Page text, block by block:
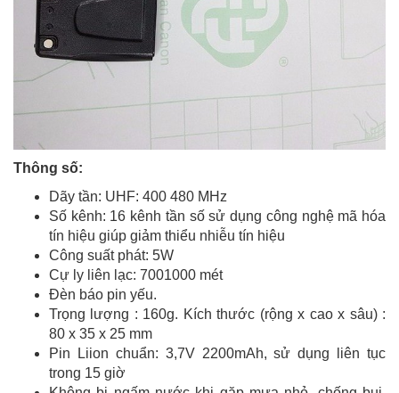
Thông số:
Dãy tần: UHF: 400 480 MHz
Số kênh: 16 kênh tần số sử dụng công nghệ mã hóa
tín hiệu giúp giảm thiểu nhiễu tín hiệu
Công suất phát: 5W
Cự ly liên lạc: 7001000 mét
Đèn báo pin yếu.
Trọng lượng : 160g. Kích thước (rộng x cao x sâu) :
80 x 35 x 25 mm
Pin Liion chuẩn: 3,7V 2200mAh, sử dụng liên tục
trong 15 giờ